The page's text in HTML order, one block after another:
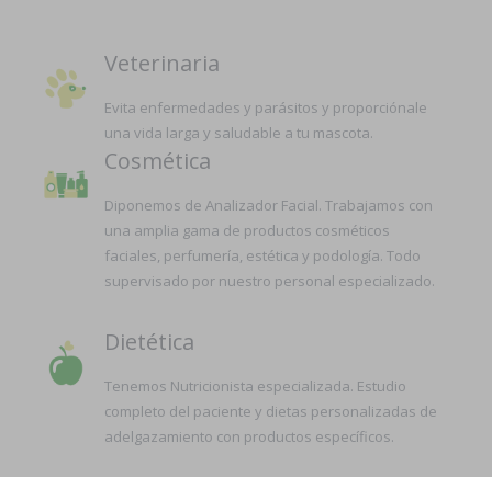
Veterinaria
Evita enfermedades y parásitos y proporciónale
una vida larga y saludable a tu mascota.
Cosmética
Diponemos de Analizador Facial. Trabajamos con
una amplia gama de productos cosméticos
faciales, perfumería, estética y podología. Todo
supervisado por nuestro personal especializado.
Dietética
Tenemos Nutricionista especializada. Estudio
completo del paciente y dietas personalizadas de
adelgazamiento con productos específicos.